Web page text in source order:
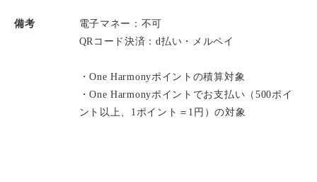
備考
電子マネー：不可
QRコード決済：d払い・メルペイ
・One Harmonyポイントの積算対象
・One Harmonyポイントでお支払い（500ポイ
ント以上、1ポイント＝1円）の対象